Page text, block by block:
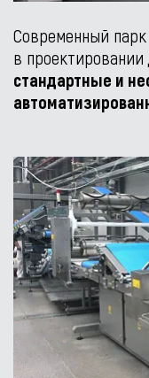
Современный
в
стандартные и